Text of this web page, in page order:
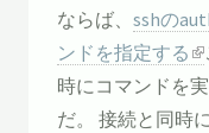
ならば、 sshの
ンドを指定する
時にコマンドを
だ。 接続と同時